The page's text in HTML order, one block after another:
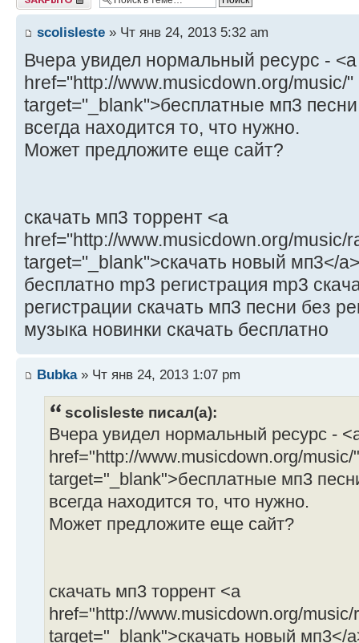
scolisleste » Чт янв 24, 2013 5:32 am
Вчера увидел нормальный ресурс - <a
href="http://www.musicdown.org/music/"
target="_blank">бесплатные мп3
всегда находится то, что нужно.
Может предложите еще сайт?
скачать мп3 торрент <a
href="http://www.musicdown.org/music/
target="_blank">скачать новый мп3</
бесплатно mp3 регистрация mp3
регистрации скачать мп3 песни без
музыка новинки скачать бесплатно
Bubka» Чт янв 24, 2013 1:07 pm
scolisleste писал(а):
Вчера увидел нормальный ресурс -
href="http://www.musicdown.org/music/"
target="_blank">бесплатные мп3
всегда находится то, что нужно.
Может предложите еще сайт?
скачать мп3 торрент <a
href="http://www.musicdown.org/music/
target="_blank">скачать новый мп3</